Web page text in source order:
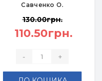
Савченко О.
130.00грн.
110.50грн.
- +